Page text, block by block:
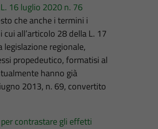
16 luglio 2020 n. 76
che anche i termini i
all’articolo 28 della L. 17
regionale,
propedeutico, formatisi al
hanno già
2013, n. 69, convertito
contrastare gli effetti